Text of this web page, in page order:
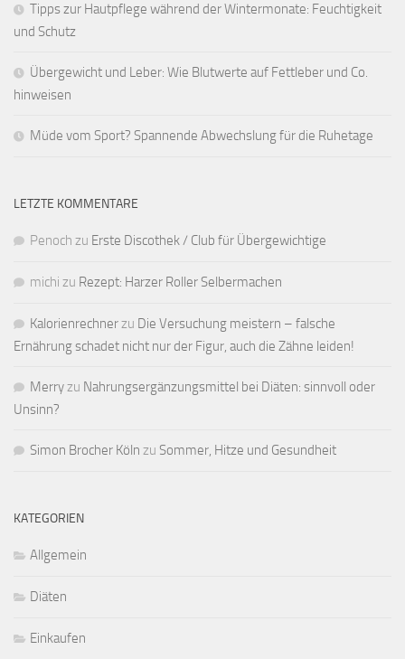
Tipps zur Hautpflege während der Wintermonate: Feuchtigkeit
und Schutz
Übergewicht und Leber: Wie Blutwerte auf Fettleber und Co.
hinweisen
Müde vom Sport? Spannende Abwechslung für die Ruhetage
LETZTE KOMMENTARE
Penoch zu Erste Discothek / Club für Übergewichtige
michi zu Rezept: Harzer Roller Selbermachen
Kalorienrechnerzu Die Versuchung meistern – falsche
Ernährung schadet nicht nur der Figur, auch die Zähne leiden!
Merryzu Nahrungsergänzungsmittel bei Diäten: sinnvoll oder
Unsinn?
Simon Brocher Köln zu Sommer, Hitze und Gesundheit
KATEGORIEN
Allgemein
Diäten
Einkaufen